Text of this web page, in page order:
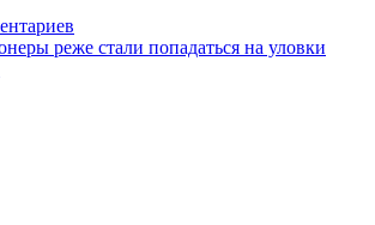
реже стали попадаться на уловки